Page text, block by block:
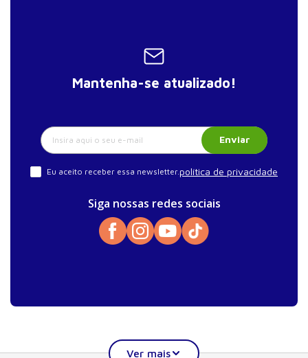
Mantenha-se atualizado!
Enviar
Eu aceito receber essa newsletter. política de privacidade
Siga nossas redes sociais